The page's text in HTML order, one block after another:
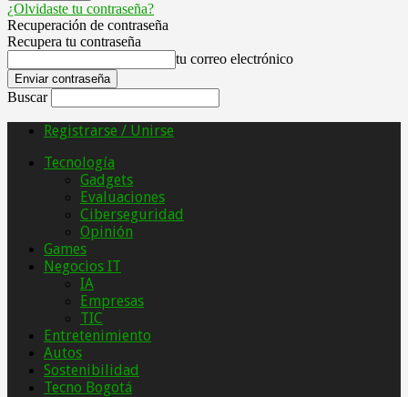
¿Olvidaste tu contraseña?
Recuperación de contraseña
Recupera tu contraseña
tu correo electrónico
Buscar
Registrarse / Unirse
Tecnología
Gadgets
Evaluaciones
Ciberseguridad
Opinión
Games
Negocios IT
IA
Empresas
TIC
Entretenimiento
Autos
Sostenibilidad
Tecno Bogotá